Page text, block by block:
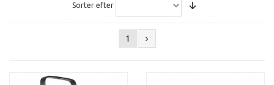
Sorter efter
1